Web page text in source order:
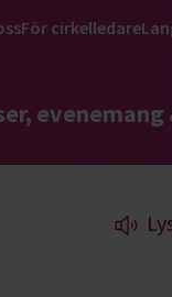
För cirkelledare